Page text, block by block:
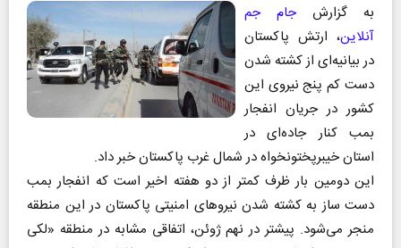
به گزارشجام جم
آنلاین، ارتش پاکستان
در بیانیه‌ای از کشته شدن
دست کم پنج نیروی این
کشور در جریان انفجار
بمب کنار جاده‌ای در
استان خیبرپختونخواه در شمال غرب پاکستان خبر داد.
این دومین بار ظرف کمتر از دو هفته اخیر است که انفجار بمب
دست ساز به کشته شدن نیروهای امنیتی پاکستان در این منطقه
منجر می‌شود. پیشتر در نهم ژوئن، اتفاقی مشابه در منطقه «لکی